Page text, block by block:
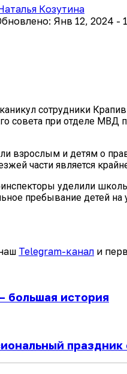
Козутина
Янв 12, 2024 -
сотрудники
совета при отделе МВД
взрослым и детям о
части является
уделили
пребывание детей
Telegram-канал и
большая история